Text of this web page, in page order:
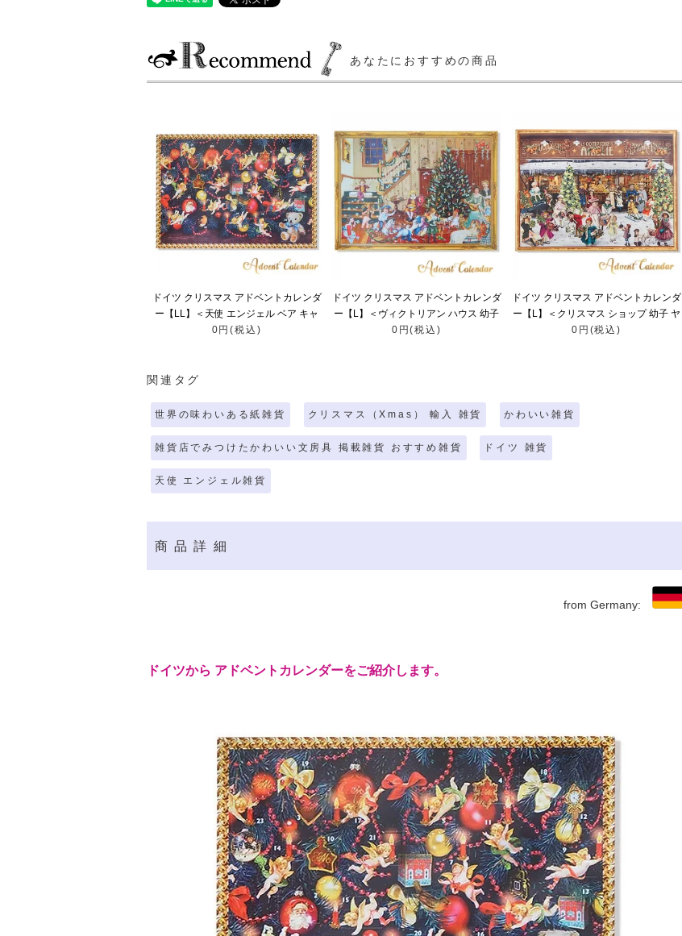
あなたにおすすめの商品
ドイツ クリスマス アドベントカレンダ
ー【LL】＜天使 エンジェル ベア キャ
ンドル リボン＞
0円(税込)
ドイツ クリスマス アドベントカレンダ
ー【L】＜ヴィクトリアン ハウス 幼子
小鳥 犬 ベア 天使＞
0円(税込)
ドイツ クリスマス アドベントカレンダ
ー【L】＜クリスマス ショップ 幼子 ヤ
ギ お菓子 プレゼント 天使＞
0円(税込)
関連タグ
世界の味わいある紙雑貨 クリスマス（Xmas） 輸入 雑貨 かわいい雑貨
雑貨店でみつけたかわいい文房具 掲載雑貨 おすすめ雑貨 ドイツ 雑貨
天使 エンジェル雑貨
商品詳細
from Germany:
ドイツから アドベントカレンダーをご紹介します。